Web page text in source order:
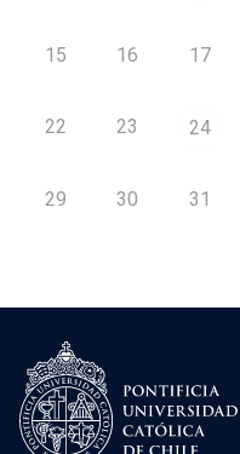
15 16 17
22 23 24
29 30 31